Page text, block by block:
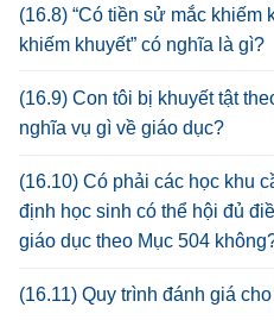
(16.8) “Có tiền sử mắc khiếm
khiếm khuyết” có nghĩa là gì?
(16.9) Con tôi bị khuyết tật
nghĩa vụ gì về giáo dục?
(16.10) Có phải các học khu
định học sinh có thể hội đủ
giáo dục theo Mục 504
(16.11) Quy trình đánh giá